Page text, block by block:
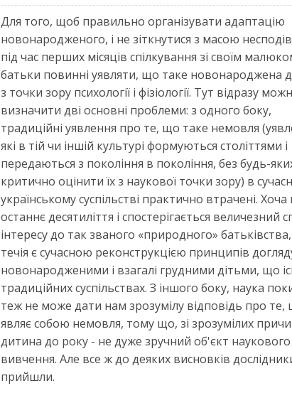
Для того, щоб правильно організувати адаптацію
новонародженого, і не зіткнутися з масою
під час перших місяців спілкування зі своїм
батьки повинні уявляти, що таке новонароджена
з точки зору психології і фізіології. Тут відразу
визначити дві основні проблеми: з одного боку,
традиційні уявлення про те, що таке немовля
які в тій чи іншій культурі формуються століттями і
передаються з покоління в покоління, без будь-
критично оцінити їх з наукової точки зору) в
українському суспільстві практично втрачені. Хоча
останнє десятиліття і спостерігається величезний
інтересу до так званого «природного»
течія є сучасною реконструкцією принципів
новонародженими і взагалі грудними дітьми, що
традиційних суспільствах. З іншого боку, наука
теж не може дати нам зрозумілу відповідь про
являє собою немовля, тому що, зі зрозумілих
дитина до року - не дуже зручний об'єкт наукового
вивчення. Але все ж до деяких висновків
прийшли.